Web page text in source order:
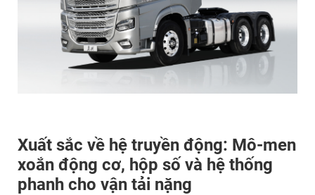
Xuất sắc về hệ truyền động: Mô-men
xoắn động cơ, hộp số và hệ thống
phanh cho vận tải nặng